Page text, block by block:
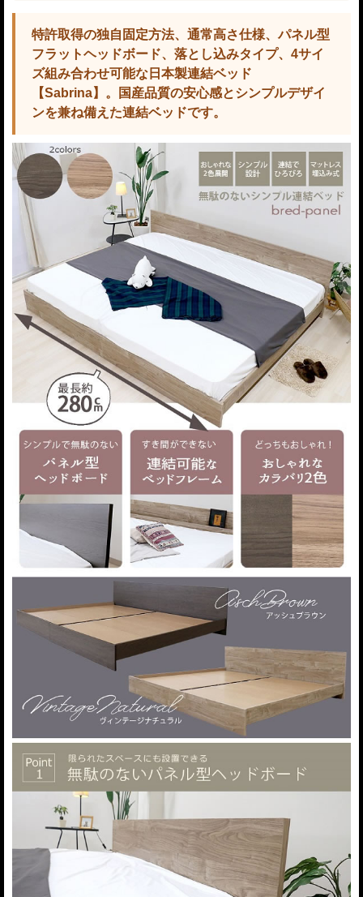
特許取得の独自固定方法、通常高さ仕様、パネル型
フラットヘッドボード、落とし込みタイプ、4サイ
ズ組み合わせ可能な日本製連結ベッド
【Sabrina】。国産品質の安心感とシンプルデザイ
ンを兼ね備えた連結ベッドです。